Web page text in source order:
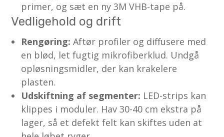
primer, og sæt en ny 3M VHB-tape på.
Vedligehold og drift
Rengøring: Aftør profiler og diffusere med
en blød, let fugtig mikrofiberklud. Undgå
opløsnings­midler, der kan krakelere
plasten.
Udskiftning af segmenter: LED-strips kan
klippes i moduler. Hav 30-40 cm ekstra på
lager, så et defekt felt kan skiftes uden at